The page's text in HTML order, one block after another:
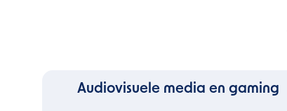
Audiovisuele media en gaming